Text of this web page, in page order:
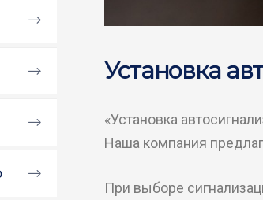
Установка
«Установка
Наша компания
При выборе